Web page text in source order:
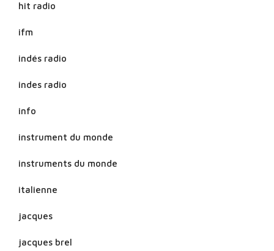
hit radio
ifm
indés radio
indes radio
info
instrument du monde
instruments du monde
italienne
jacques
jacques brel